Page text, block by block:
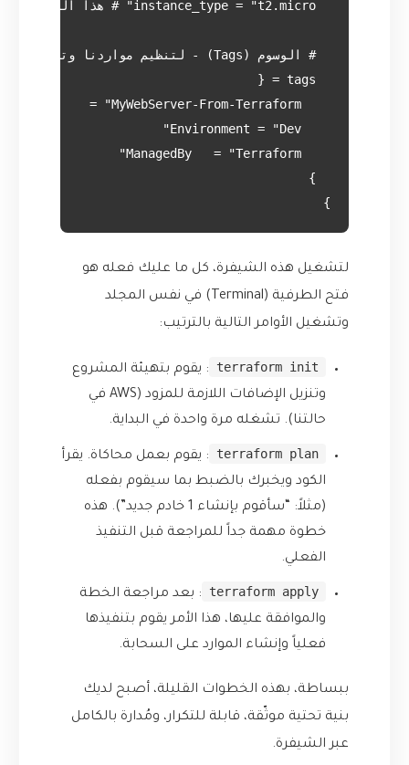
}
لتشغيل هذه الشيفرة، كل ما عليك فعله هو
فتح الطرفية (Terminal) في نفس المجلد
وتشغيل الأوامر التالية بالترتيب:
terraform init
: يقوم بتهيئة المشروع
وتنزيل الإضافات اللازمة للمزود (AWS في
حالتنا). تشغله مرة واحدة في البداية.
terraform plan
: يقوم بعمل محاكاة. يقرأ
الكود ويخبرك بالضبط بما سيقوم بفعله
(مثلاً: “سأقوم بإنشاء 1 خادم جديد”). هذه
خطوة مهمة جداً للمراجعة قبل التنفيذ
الفعلي.
terraform apply
: بعد مراجعة الخطة
والموافقة عليها، هذا الأمر يقوم بتنفيذها
فعلياً وإنشاء الموارد على السحابة.
ببساطة، بهذه الخطوات القليلة، أصبح لديك
بنية تحتية موثّقة، قابلة للتكرار، ومُدارة بالكامل
عبر الشيفرة.